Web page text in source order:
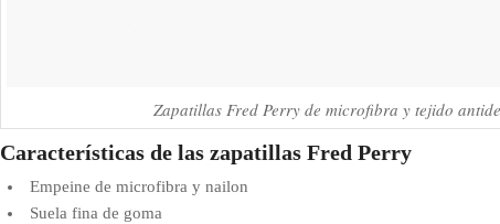
Zapatillas Fred Perry de microfibra y tejido
Características de las zapatillas Fred Perry
Empeine de microfibra y nailon
Suela fina de goma